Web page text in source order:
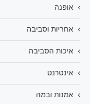
אופנה
אחריות וסביבה
איכות הסביבה
אינטרנט
אמנות ובמה